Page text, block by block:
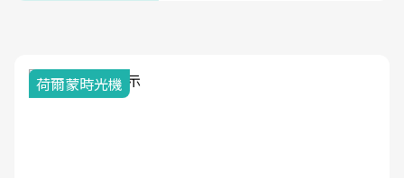
荷爾蒙時光機